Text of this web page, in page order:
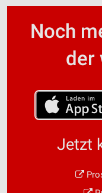
Noch
der
Jetzt